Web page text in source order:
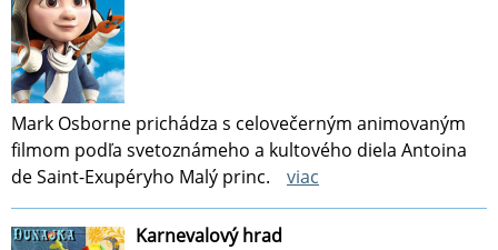
Mark Osborne prichádza s celovečerným animovaným
filmom podľa svetoznámeho a kultového diela Antoina
de Saint-Exupéryho Malý princ.
viac
Karnevalový hrad